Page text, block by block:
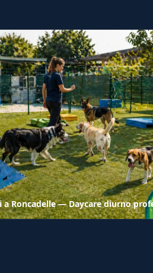
a Roncadelle — Daycare diurno